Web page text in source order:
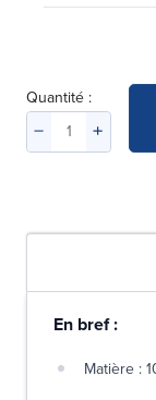
Quantité :
En bref :
Matière :